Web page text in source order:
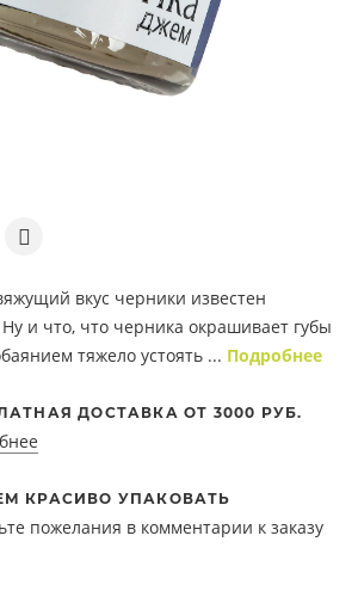
вкус черники известен
Ну и что, что черника окрашивает губы
тяжело устоять ... Подробнее
ДОСТАВКА ОТ 3000 РУБ.
КРАСИВО УПАКОВАТЬ
пожелания в комментарии к заказу